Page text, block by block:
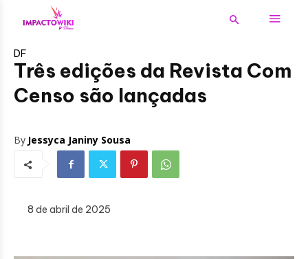
DF
Três edições da Revista Com
Censo são lançadas
By Jessyca Janiny Sousa
8 de abril de 2025